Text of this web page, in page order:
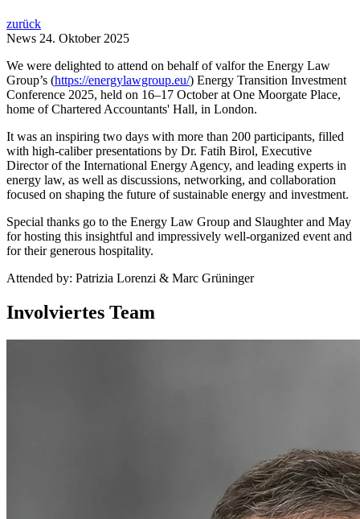
zurück
News 24. Oktober 2025
We were delighted to attend on behalf of valfor the Energy Law
Group’s (https://energylawgroup.eu/) Energy Transition Investment
Conference 2025, held on 16–17 October at One Moorgate Place,
home of Chartered Accountants' Hall, in London.
It was an inspiring two days with more than 200 participants, filled
with high-caliber presentations by Dr. Fatih Birol, Executive
Director of the International Energy Agency, and leading experts in
energy law, as well as discussions, networking, and collaboration
focused on shaping the future of sustainable energy and investment.
Special thanks go to the Energy Law Group and Slaughter and May
for hosting this insightful and impressively well-organized event and
for their generous hospitality.
Attended by: Patrizia Lorenzi & Marc Grüninger
Involviertes Team